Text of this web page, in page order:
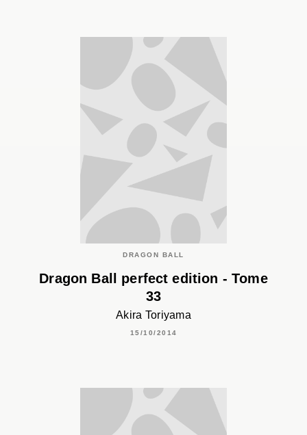
DRAGON BALL
Dragon Ball perfect edition - Tome
33
Akira Toriyama
15/10/2014